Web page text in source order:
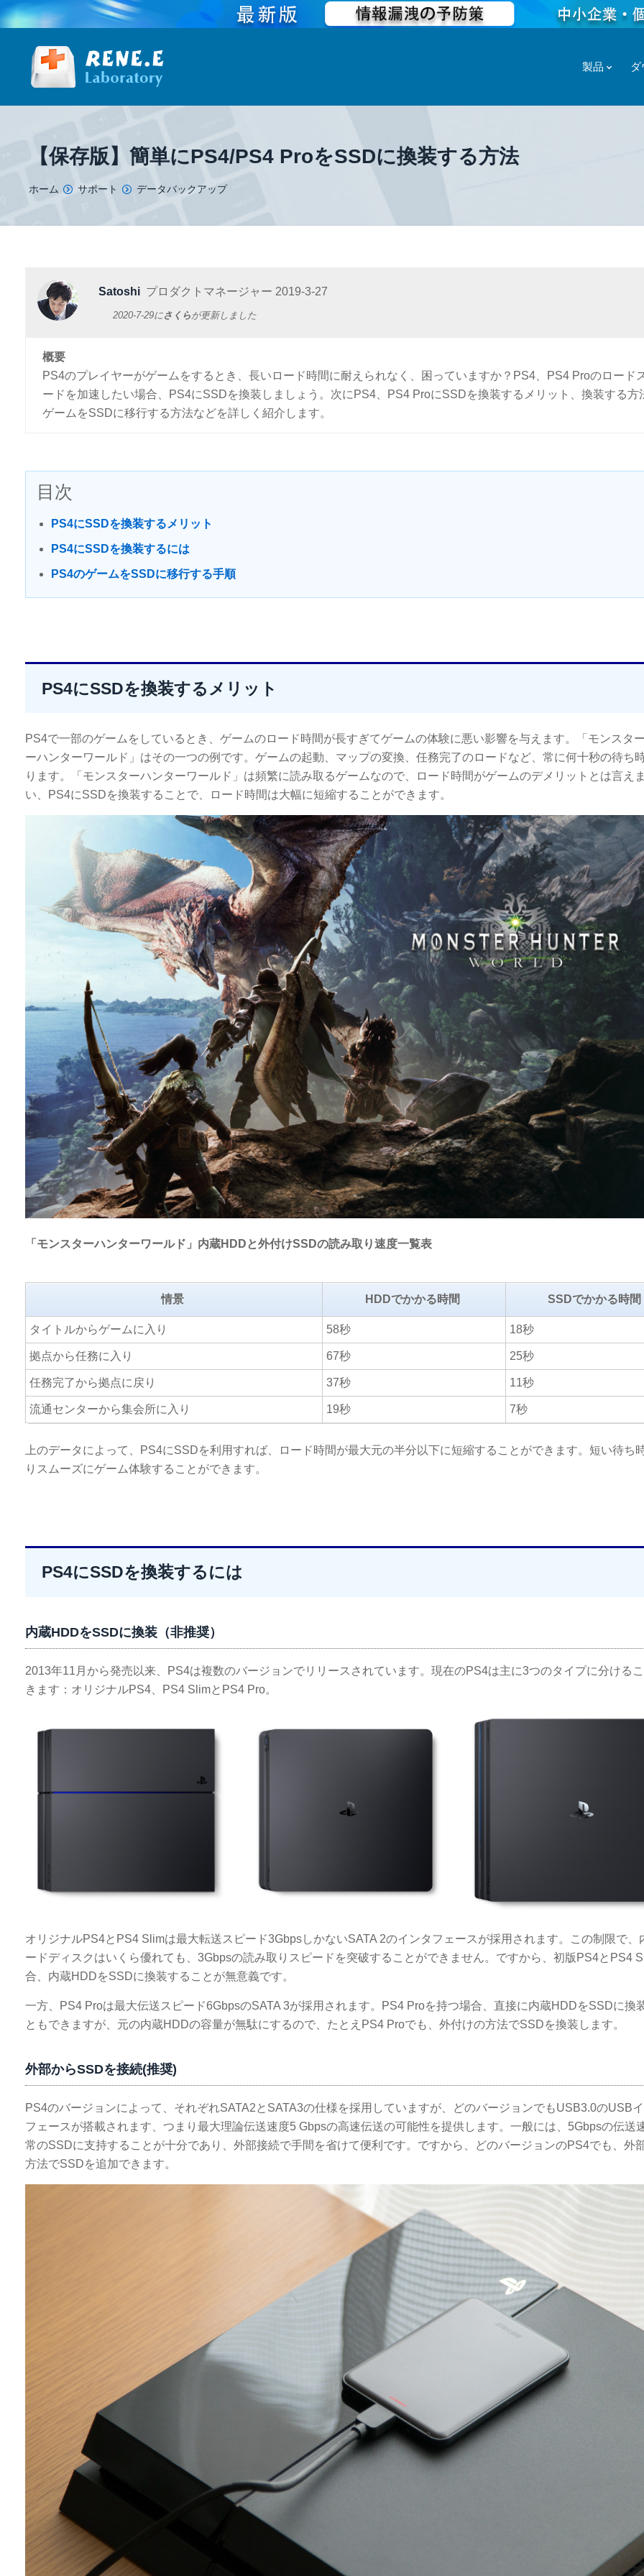
製品
【保存版】簡単にPS4/PS4 ProをSSDに換装する方法
You are here:
ホーム サポート データバックアップ
Satoshi プロダクトマネージャー 2019-3-27
2020-7-29にさくら が更新しました
概要
PS4のプレイヤーがゲームをするとき、長いロード時間に耐えられなく、困っていますか？PS4、PS4 Proのロード
ードを加速したい場合、PS4にSSDを換装しましょう。次にPS4、PS4 ProにSSDを換装するメリット、換装する方
ゲームをSSDに移行する方法などを詳しく紹介します。
目次
PS4にSSDを換装するメリット
PS4にSSDを換装するには
PS4のゲームをSSDに移行する手順
PS4にSSDを換装するメリット
PS4で一部のゲームをしているとき、ゲームのロード時間が長すぎてゲームの体験に悪い影響を与えます。「モンスタ
ーハンターワールド」はその一つの例です。ゲームの起動、マップの変換、任務完了のロードなど、常に何十秒の待ち
ります。「モンスターハンターワールド」は頻繁に読み取るゲームなので、ロード時間がゲームのデメリットとは言え
い、PS4にSSDを換装することで、ロード時間は大幅に短縮することができます。
「モンスターハンターワールド」内蔵HDDと外付けSSDの読み取り速度一覧表
情景 HDDでかかる時間 SSDでかかる時間
タイトルからゲームに入り 58秒 18秒
拠点から任務に入り 67秒 25秒
任務完了から拠点に戻り 37秒 11秒
流通センターから集会所に入り 19秒 7秒
上のデータによって、PS4にSSDを利用すれば、ロード時間が最大元の半分以下に短縮することができます。短い待ち
りスムーズにゲーム体験することができます。
PS4にSSDを換装するには
内蔵HDDをSSDに換装（非推奨）
2013年11月から発売以来、PS4は複数のバージョンでリリースされています。現在のPS4は主に3つのタイプに分ける
きます：オリジナルPS4、PS4 SlimとPS4 Pro。
オリジナルPS4とPS4 Slimは最大転送スピード3GbpsしかないSATA 2のインタフェースが採用されます。この制限で、
ードディスクはいくら優れても、3Gbpsの読み取りスピードを突破することができません。ですから、初版PS4とPS4
合、内蔵HDDをSSDに換装することが無意義です。
一方、PS4 Proは最大伝送スピード6GbpsのSATA 3が採用されます。PS4 Proを持つ場合、直接に内蔵HDDをSSDに換
ともできますが、元の内蔵HDDの容量が無駄にするので、たとえPS4 Proでも、外付けの方法でSSDを換装します。
外部からSSDを接続(推奨)
PS4のバージョンによって、それぞれSATA2とSATA3の仕様を採用していますが、どのバージョンでもUSB3.0のUSB
フェースが搭載されます、つまり最大理論伝送速度5 Gbpsの高速伝送の可能性を提供します。一般には、5Gbpsの伝送
常のSSDに支持することが十分であり、外部接続で手間を省けて便利です。ですから、どのバージョンのPS4でも、外
方法でSSDを追加できます。